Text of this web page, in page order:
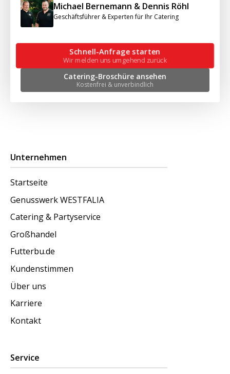
Michael Bernemann & Dennis Röhl
Geschäftsführer & Experten für Ihr Catering
Schnell-Anfrage starten
Wir melden uns umgehend zurück
Catering-Broschüre ansehen
Kostenfrei & unverbindlich
Unternehmen
Startseite
Genusswerk WESTFALIA
Catering & Partyservice
Großhandel
Futterbu.de
Kundenstimmen
Über uns
Karriere
Kontakt
Service